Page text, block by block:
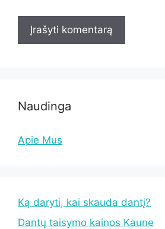
Naudinga
Apie Mus
Ką daryti, kai skauda dantį?
Dantų taisymo kainos Kaune